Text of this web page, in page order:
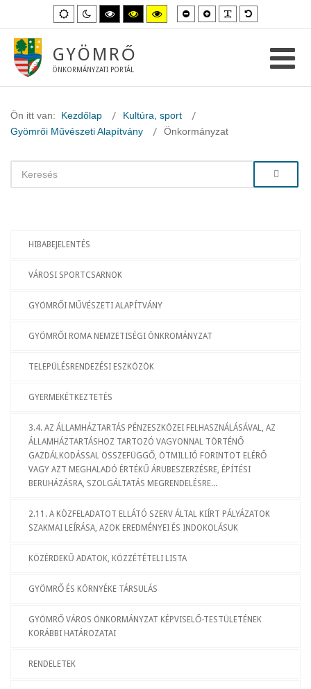
Alapértelmezett
mód
Éjszakai
mód
Magas
kontraszt
fekete-
mód.
Magas
kontraszt
fekete-
Magas
kontraszt
sárga-
Kisebb
betűméret
Nagyobb
betűméret
GYÖMRŐ
ÖNKORMÁNYZATI PORTÁL
Ön itt van: Kezdőlap
Kultúra, sport
Gyömrői Művészeti Alapítvány
Önkormányzat
HIBABEJELENTÉS
VÁROSI SPORTCSARNOK
GYÖMRŐI MŰVÉSZETI ALAPÍTVÁNY
GYÖMRŐI ROMA NEMZETISÉGI ÖNKROMÁNYZAT
TELEPÜLÉSRENDEZÉSI ESZKÖZÖK
GYERMEKÉTKEZTETÉS
3.4. AZ ÁLLAMHÁZTARTÁS PÉNZESZKÖZEI FELHASZNÁLÁSÁVAL, AZ
ÁLLAMHÁZTARTÁSHOZ TARTOZÓ VAGYONNAL TÖRTÉNŐ
GAZDÁLKODÁSSAL ÖSSZEFÜGGŐ, ÖTMILLIÓ FORINTOT ELÉRŐ
VAGY AZT MEGHALADÓ ÉRTÉKŰ ÁRUBESZERZÉSRE, ÉPÍTÉSI
BERUHÁZÁSRA, SZOLGÁLTATÁS MEGRENDELÉSRE...
2.11. A KÖZFELADATOT ELLÁTÓ SZERV ÁLTAL KIÍRT PÁLYÁZATOK
SZAKMAI LEÍRÁSA, AZOK EREDMÉNYEI ÉS INDOKOLÁSUK
KÖZÉRDEKŰ ADATOK, KÖZZÉTÉTELI LISTA
GYÖMRŐ ÉS KÖRNYÉKE TÁRSULÁS
GYÖMRŐ VÁROS ÖNKORMÁNYZAT KÉPVISELŐ-TESTÜLETÉNEK
KORÁBBI HATÁROZATAI
RENDELETEK